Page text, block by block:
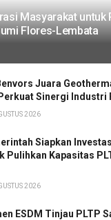
Masyarakat untuk
Flores-Lembata
Juara
Sinergi Industri
2026
Siapkan
Pulihkan Kapasitas
2026
ESDM Tinjau PLTP